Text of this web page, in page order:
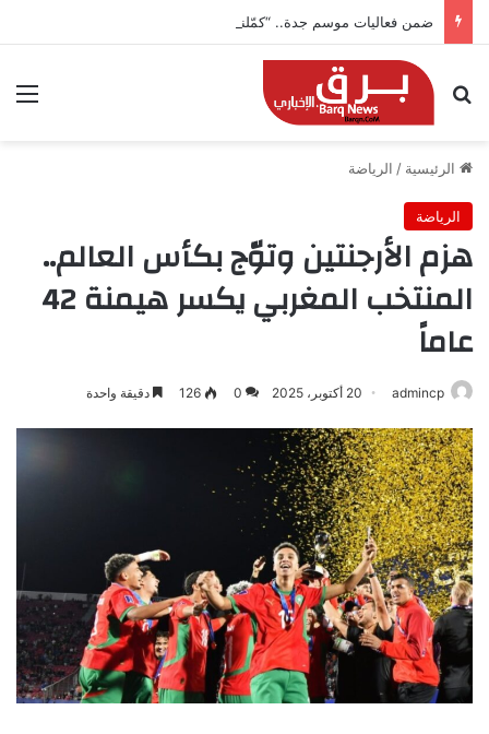
بحث عن
الرئيسية / الرياضة
الرياضة
هزم الأرجنتين وتوّج بكأس العالم..
المنتخب المغربي يكسر هيمنة 42
عاماً
admincp 20 أكتوبر، 2025 0
126 دقيقة واحدة